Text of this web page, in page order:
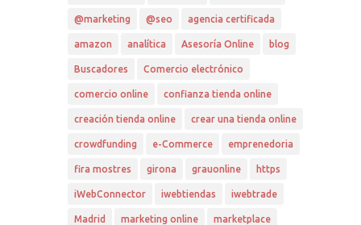
@marketing @seo agencia certificada
amazon analítica Asesoría Online blog
Buscadores Comercio electrónico
comercio online confianza tienda online
creación tienda online crear una tienda online
crowdfunding e-Commerce emprenedoria
fira mostres girona grauonline https
iWebConnector iwebtiendas iwebtrade
Madrid marketing online marketplace